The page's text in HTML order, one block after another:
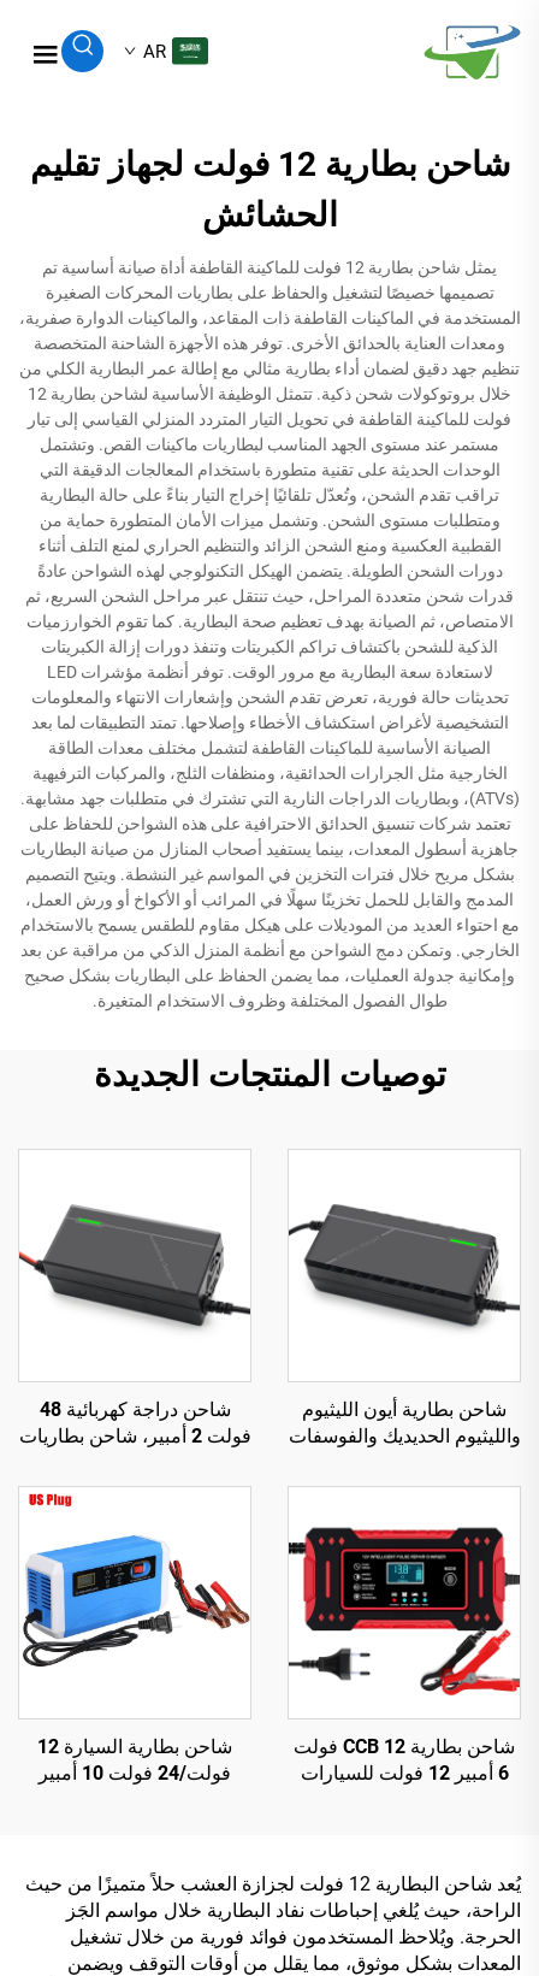
AR
شاحن بطارية 12 فولت لجهاز تقليم
الحشائش
يمثل شاحن بطارية 12 فولت للماكينة القاطفة أداة صيانة أساسية تم
تصميمها خصيصًا لتشغيل والحفاظ على بطاريات المحركات الصغيرة
المستخدمة في الماكينات القاطفة ذات المقاعد، والماكينات الدوارة صفرية،
ومعدات العناية بالحدائق الأخرى. توفر هذه الأجهزة الشاحنة المتخصصة
تنظيم جهد دقيق لضمان أداء بطارية مثالي مع إطالة عمر البطارية الكلي من
خلال بروتوكولات شحن ذكية. تتمثل الوظيفة الأساسية لشاحن بطارية 12
فولت للماكينة القاطفة في تحويل التيار المتردد المنزلي القياسي إلى تيار
مستمر عند مستوى الجهد المناسب لبطاريات ماكينات القص. وتشتمل
الوحدات الحديثة على تقنية متطورة باستخدام المعالجات الدقيقة التي
تراقب تقدم الشحن، وتُعدّل تلقائيًا إخراج التيار بناءً على حالة البطارية
ومتطلبات مستوى الشحن. وتشمل ميزات الأمان المتطورة حماية من
القطبية العكسية ومنع الشحن الزائد والتنظيم الحراري لمنع التلف أثناء
دورات الشحن الطويلة. يتضمن الهيكل التكنولوجي لهذه الشواحن عادةً
قدرات شحن متعددة المراحل، حيث تنتقل عبر مراحل الشحن السريع، ثم
الامتصاص، ثم الصيانة بهدف تعظيم صحة البطارية. كما تقوم الخوارزميات
الذكية للشحن باكتشاف تراكم الكبريتات وتنفذ دورات إزالة الكبريتات
لاستعادة سعة البطارية مع مرور الوقت. توفر أنظمة مؤشرات LED
تحديثات حالة فورية، تعرض تقدم الشحن وإشعارات الانتهاء والمعلومات
التشخيصية لأغراض استكشاف الأخطاء وإصلاحها. تمتد التطبيقات لما بعد
الصيانة الأساسية للماكينات القاطفة لتشمل مختلف معدات الطاقة
الخارجية مثل الجرارات الحدائقية، ومنظفات الثلج، والمركبات الترفيهية
(ATVs)، وبطاريات الدراجات النارية التي تشترك في متطلبات جهد مشابهة.
تعتمد شركات تنسيق الحدائق الاحترافية على هذه الشواحن للحفاظ على
جاهزية أسطول المعدات، بينما يستفيد أصحاب المنازل من صيانة البطاريات
بشكل مريح خلال فترات التخزين في المواسم غير النشطة. ويتيح التصميم
المدمج والقابل للحمل تخزينًا سهلًا في المرائب أو الأكواخ أو ورش العمل،
مع احتواء العديد من الموديلات على هيكل مقاوم للطقس يسمح بالاستخدام
الخارجي. وتمكن دمج الشواحن مع أنظمة المنزل الذكي من مراقبة عن بعد
وإمكانية جدولة العمليات، مما يضمن الحفاظ على البطاريات بشكل صحيح
طوال الفصول المختلفة وظروف الاستخدام المتغيرة.
توصيات المنتجات الجديدة
شاحن بطارية أيون الليثيوم
والليثيوم الحديديك والفوسفات
3 أمبير، تلقائي 3 أمبير، 54.6
خرج تيار مستمر 150 واط،
شاحن بطارية Lifepo4
شاحن دراجة كهربائية 48
فولت 2 أمبير، شاحن بطاريات
ورصاصية حمضية 48 فولت
58.8 فولت مع منفذ خرج تيار
مستمر 150 واط
شاحن بطارية CCB 12 فولت
6 أمبير 12 فولت للسيارات
شاحن بطارية السيارة 12
فولت/24 فولت 10 أمبير
الحمضية بوظيفة حماية من
القصر الدائري، تصميم
كهربائي مقاوم للحريق
يُعد شاحن البطارية 12 فولت لجزازة العشب حلاً متميزًا من حيث
الراحة، حيث يُلغي إحباطات نفاد البطارية خلال مواسم الجَز
الحرجة. ويُلاحظ المستخدمون فوائد فورية من خلال تشغيل
المعدات بشكل موثوق، مما يقلل من أوقات التوقف ويضمن